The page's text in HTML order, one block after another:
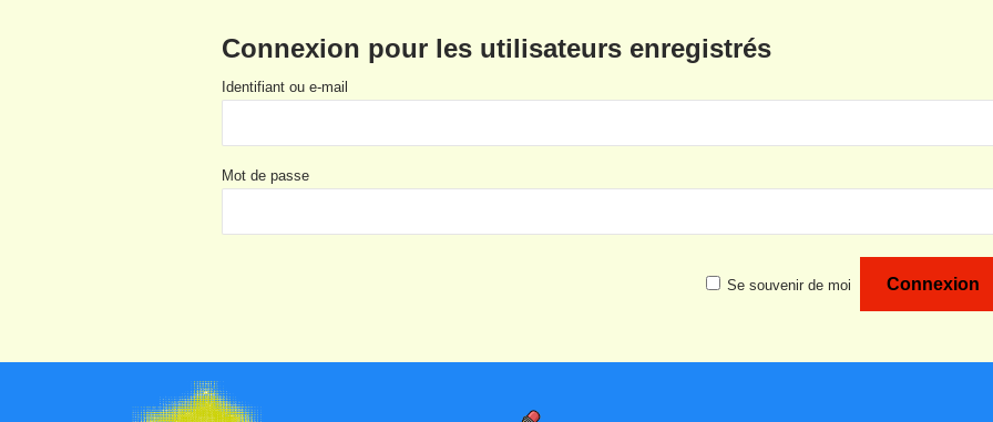
Connexion pour les utilisateurs enregistrés
Identifiant ou e-mail
Mot de passe
Se souvenir de moi